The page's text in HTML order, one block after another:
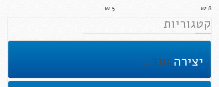
5 ₪‎
8 ₪‎
קטגוריות
יצירה עוד..